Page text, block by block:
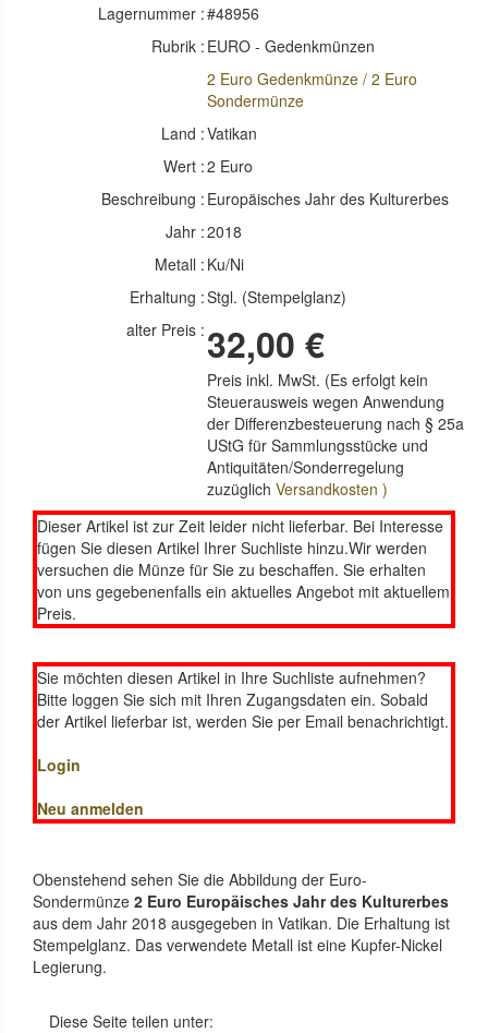
Lagernummer :#48956
Rubrik : EURO - Gedenkmünzen
2 Euro Gedenkmünze / 2 Euro
Sondermünze
Land :Vatikan
Wert :2 Euro
Beschreibung : Europäisches Jahr des Kulturerbes
Jahr :2018
Metall : Ku/Ni
Erhaltung :Stgl. (Stempelglanz)
alter Preis : 32,00 €
Preis inkl. MwSt. (Es erfolgt kein
Steuerausweis wegen Anwendung
der Differenzbesteuerung nach § 25a
UStG für Sammlungsstücke und
Antiquitäten/Sonderregelung
zuzüglichVersandkosten )
Dieser Artikel ist zur Zeit leider nicht lieferbar. Bei Interesse
fügen Sie diesen Artikel Ihrer Suchliste hinzu.Wir werden
versuchen die Münze für Sie zu beschaffen. Sie erhalten
von uns gegebenenfalls ein aktuelles Angebot mit aktuellem
Preis.
Sie möchten diesen Artikel in Ihre Suchliste aufnehmen?
Bitte loggen Sie sich mit Ihren Zugangsdaten ein. Sobald
der Artikel lieferbar ist, werden Sie per Email benachrichtigt.
Login
Neu anmelden
Obenstehend sehen Sie die Abbildung der Euro-
Sondermünze 2 Euro Europäisches Jahr des Kulturerbes
aus dem Jahr 2018 ausgegeben in Vatikan. Die Erhaltung ist
Stempelglanz. Das verwendete Metall ist eine Kupfer-Nickel
Legierung.
Diese Seite teilen unter: